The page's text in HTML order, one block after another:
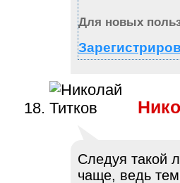
Для новых
Следуя такой
чаще, ведь